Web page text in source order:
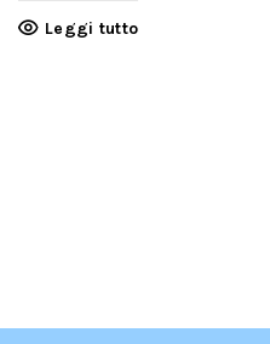
Leggi tutto